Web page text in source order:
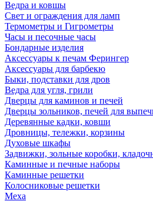
Ведра и ковшы
Свет и ограждения для ламп
Термометры и Гигрометры
Часы и песочные часы
Бондарные изделия
Аксессуары к печам Ферингер
Аксессуары для барбекю
Быки, подставки для дров
Ведра для угля, грили
Дверцы для каминов и печей
Дверцы зольников, печей для
Деревянные кадки, ковши
Дровницы, тележки, корзины
Духовые шкафы
Задвижки, зольные коробки,
Каминные и печные наборы
Каминные решетки
Колосниковые решетки
Меха